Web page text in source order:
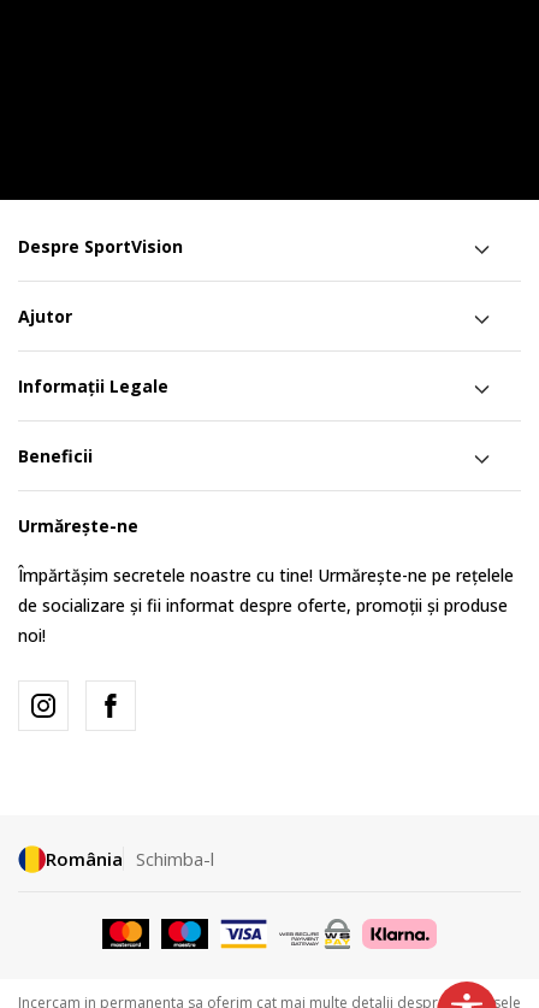
Despre SportVision
Ajutor
Informații Legale
Beneficii
Urmărește-ne
Împărtășim secretele noastre cu tine! Urmărește-ne pe rețelele
de socializare și fii informat despre oferte, promoții și produse
noi!
România Schimba-l
Incercam in permanenta sa oferim cat mai multe detalii despre produsele